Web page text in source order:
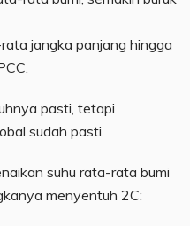
jangka panjang hingga
pasti, tetapi
sudah pasti.
suhu rata-rata bumi
menyentuh 2C: